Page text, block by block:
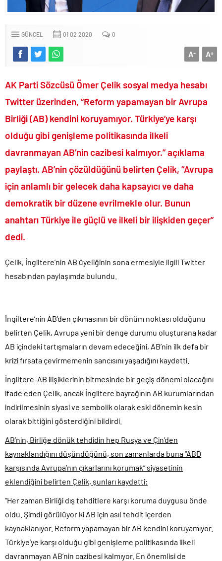
Fenerbahçe Konyaspor maçında F-16 ile gövde gösterisi yapan
Türkiye’nin ilk kadın hava kuvvetleri paşası hayırlı olsun..
CHP’li Erdal Beşikçioğlu’nun uyuşturucu testi pozitif çıktı!.
ABD’de de 25 eyalet Trump yönetimine karşı dava açtı!.
Brent petrol çakıldı!.
Rüşvet ve yolsuzluktan tutuklanan CHP’li Erdal Beşikçioğlu
görevden uzaklaştırıldı!.
İngilizler 12. adamları Özgür Özel’i hazırlama telâşına düştü!.
CHP Lideri Kılıçdaoğlu’ndan Terörsüz Türkiye sürecine destek
açıklaması..
Denize döktüğümüz(!) Yunanların ekonomisini şaha kaldırdık!.
TÜİK sipariş enflasyon oranlarını açıkladı!.
TÜİK kira zam oranını yüzde 31 olarak açıkladı..
tutuklama talebi..
sosyal medyadan öğrendi..
CHP’den AK Parti’ye geçen Tuzla Belediye Başkanı’ndan ilk
açıklama..
Savaşın kazananı 93 milyar dolar ile dev petrol şirketleri oldu!.
GÜNCEL 01.02.2020 0
A+
A-
AK Parti Sözcüsü Ömer Çelik sosyal medya hesabı
Twitter üzerinden, “Reform yapamayan bir Avrupa
Birliği (AB) kendini koruyamıyor. Türkiye’ye karşı
olduğu gibi genişleme politikasında ilkeli
davranmayan AB’nin cazibesi kalmıyor.” açıklama
paylaştı. AB’nin çözüldüğünü belirten Çelik, “Avrupa
için anlamlı bir gelecek daha kapsayıcı ve daha
demokratik bir düzene evrilmekle olur. Bunun
anahtarı Türkiye ile güçlü ve ilkeli bir ilişkiden geçer”
dedi.
Çelik, İngiltere’nin AB üyeliğinin sona ermesiyle ilgili Twitter
hesabından paylaşımda bulundu.
İngiltere’nin AB’den çıkmasının bir dönüm noktası olduğunu
belirten Çelik, Avrupa yeni bir denge durumu oluşturana kadar
AB içindeki tartışmaların devam edeceğini, AB’nin ilk defa bir
krizi fırsata çevirmemenin sancısını yaşadığını kaydetti.
İngiltere-AB ilişiklerinin bitmesinde bir geçiş dönemi olacağını
ifade eden Çelik, ancak İngiltere bayrağının AB kurumlarından
indirilmesinin siyasi ve sembolik olarak eski dönemin kesin
olarak bittiğini gösterdiğini bildirdi.
AB’nin, Birliğe dönük tehdidin hep Rusya ve Çin’den
kaynaklandığını düşündüğünü, son zamanlarda buna “ABD
karşısında Avrupa’nın çıkarlarını korumak” siyasetinin
eklendiğini belirten Çelik, şunları kaydetti:
“Her zaman Birliği dış tehditlere karşı koruma duygusu önde
oldu. Şimdi görülüyor ki AB için asıl tehdit içerden
kaynaklanıyor. Reform yapamayan bir AB kendini koruyamıyor.
Türkiye’ye karşı olduğu gibi genişleme politikasında ilkeli
davranmayan AB’nin cazibesi kalmıyor. En önemlisi de